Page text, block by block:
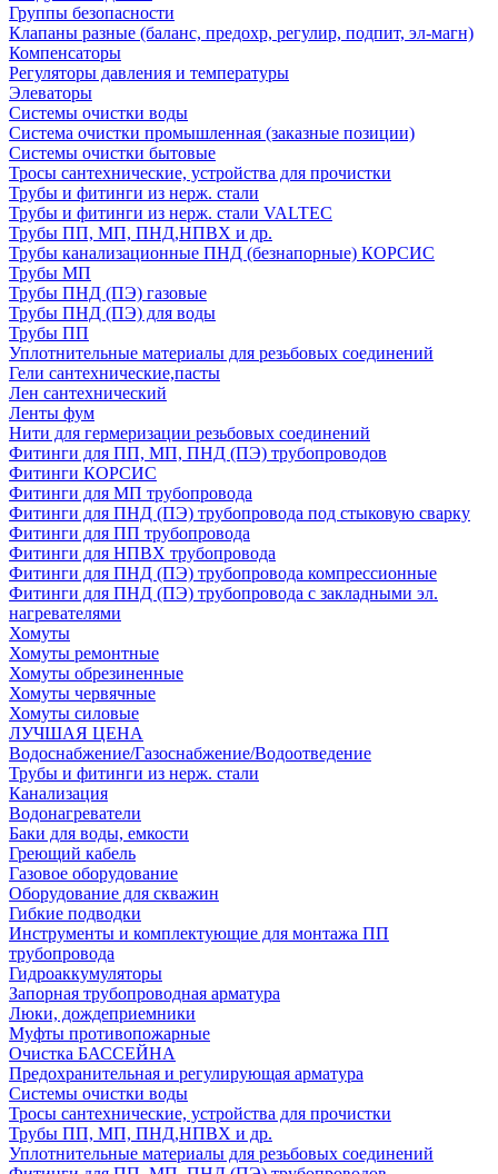
Группы безопасности
Клапаны разные (баланс, предохр, регулир, подпит, эл-магн)
Компенсаторы
Регуляторы давления и температуры
Элеваторы
Системы очистки воды
Система очистки промышленная (заказные позиции)
Системы очистки бытовые
Тросы сантехнические, устройства для прочистки
Трубы и фитинги из нерж. стали
Трубы и фитинги из нерж. стали VALTEC
Трубы ПП, МП, ПНД,НПВХ и др.
Трубы канализационные ПНД (безнапорные) КОРСИС
Трубы МП
Трубы ПНД (ПЭ) газовые
Трубы ПНД (ПЭ) для воды
Трубы ПП
Уплотнительные материалы для резьбовых соединений
Гели сантехнические,пасты
Лен сантехнический
Ленты фум
Нити для гермеризации резьбовых соединений
Фитинги для ПП, МП, ПНД (ПЭ) трубопроводов
Фитинги КОРСИС
Фитинги для МП трубопровода
Фитинги для ПНД (ПЭ) трубопровода под стыковую сварку
Фитинги для ПП трубопровода
Фитинги для НПВХ трубопровода
Фитинги для ПНД (ПЭ) трубопровода компрессионные
Фитинги для ПНД (ПЭ) трубопровода с закладными эл.
нагревателями
Хомуты
Хомуты ремонтные
Хомуты обрезиненные
Хомуты червячные
Хомуты силовые
ЛУЧШАЯ ЦЕНА
Водоснабжение/Газоснабжение/Водоотведение
Трубы и фитинги из нерж. стали
Канализация
Водонагреватели
Баки для воды, емкости
Греющий кабель
Газовое оборудование
Оборудование для скважин
Гибкие подводки
Инструменты и комплектующие для монтажа ПП
трубопровода
Гидроаккумуляторы
Запорная трубопроводная арматура
Люки, дождеприемники
Муфты противопожарные
Очистка БАССЕЙНА
Предохранительная и регулирующая арматура
Системы очистки воды
Тросы сантехнические, устройства для прочистки
Трубы ПП, МП, ПНД,НПВХ и др.
Уплотнительные материалы для резьбовых соединений